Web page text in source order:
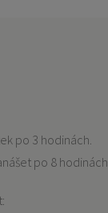
po 3 hodinách.
po 8 hodinách.